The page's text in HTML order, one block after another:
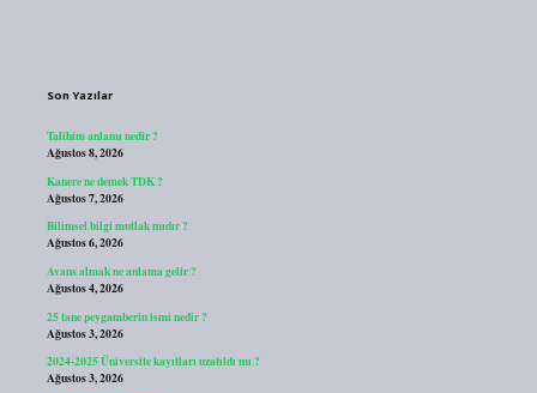
Son Yazılar
Talihim anlamı nedir ?
Ağustos 8, 2026
Kanere ne demek TDK ?
Ağustos 7, 2026
Bilimsel bilgi mutlak mıdır ?
Ağustos 6, 2026
Avans almak ne anlama gelir ?
Ağustos 4, 2026
25 tane peygamberin ismi nedir ?
Ağustos 3, 2026
2024-2025 Üniversite kayıtları uzatıldı mı ?
Ağustos 3, 2026